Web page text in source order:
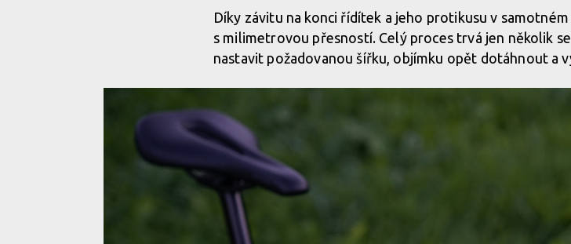
Novinka: Newmen Components VariGrip - nekonečné nastavení šířky řídítek
Díky závitu na konci řídítek a jeho protikusu v
s milimetrovou přesností. Celý proces trvá jen několik
nastavit požadovanou šířku, objímku opět dotáhnout a